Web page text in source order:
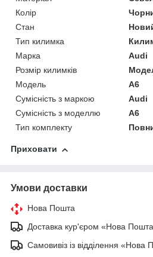
Колір
Стан
Тип килимка
Марка
Audi
Розмір килимків
Модель
A6
Сумісність з маркою
Audi
Сумісність з моделлю
A6
Тип комплекту
Приховати
Умови доставки
Нова Пошта
Доставка кур'єром «Нова
Самовивіз із відділення «Нова